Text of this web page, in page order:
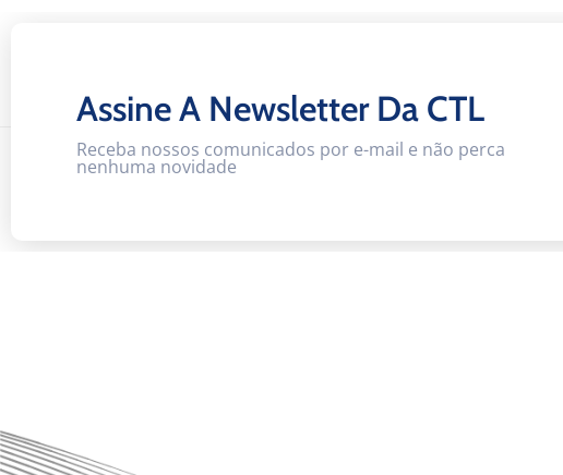
Assine A Newsletter Da CTL
Receba nossos comunicados por e-mail e não perca
nenhuma novidade